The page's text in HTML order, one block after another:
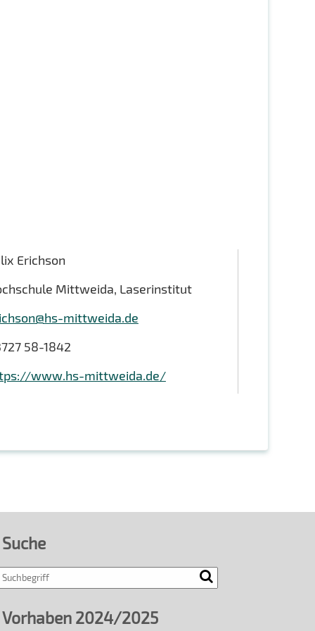
Erichson
Mittweida, Laserinstitut
mittweida.de
58-1842
www.hs-mittweida.de/
Suche
Search
Vorhaben 2024/2025